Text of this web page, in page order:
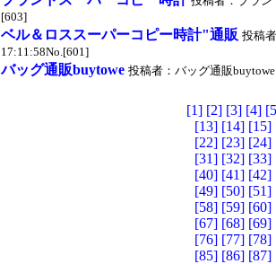
[603]
ベル＆ロススーパーコピー時計"通販 投稿
17:11:58No.[601]
バッグ通販buytowe 投稿者：バッグ通販
[1] [2] [3] [4]
[13] [14] [15]
[22] [23] [24]
[31] [32] [33]
[40] [41] [42]
[49] [50] [51]
[58] [59] [60]
[67] [68] [69]
[76] [77] [78]
[85] [86] [87]